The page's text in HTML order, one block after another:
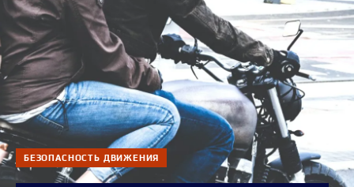
БЕЗОПАСНОСТЬ ДВИЖЕНИЯ